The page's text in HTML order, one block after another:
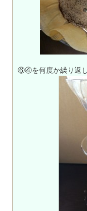
⑥④を何度か繰り返し